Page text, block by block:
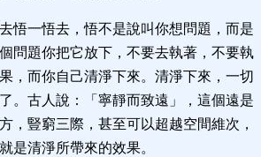
悟一悟去，悟不是說叫你想問題，而是
問題你把它放下，不要去執著，不要執
，而你自己清淨下來。清淨下來，一切
。古人說：「寧靜而致遠」，這個遠是
，豎窮三際，甚至可以超越空間維次，
是清淨所帶來的效果。